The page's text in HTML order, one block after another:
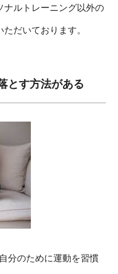
ナルトレーニング以外の
だいております。
とす方法がある
分のために運動を習慣